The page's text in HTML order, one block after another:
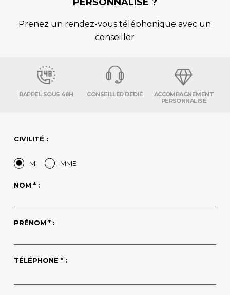
Prenez un rendez-vous téléphonique avec un
conseiller
RAPPEL SOUS 48H CONSEILLER DÉDIÉ
ACCOMPAGNEMENT
PERSONNALISÉ
CIVILITÉ :
M. MME
NOM * :
PRÉNOM * :
TÉLÉPHONE * :